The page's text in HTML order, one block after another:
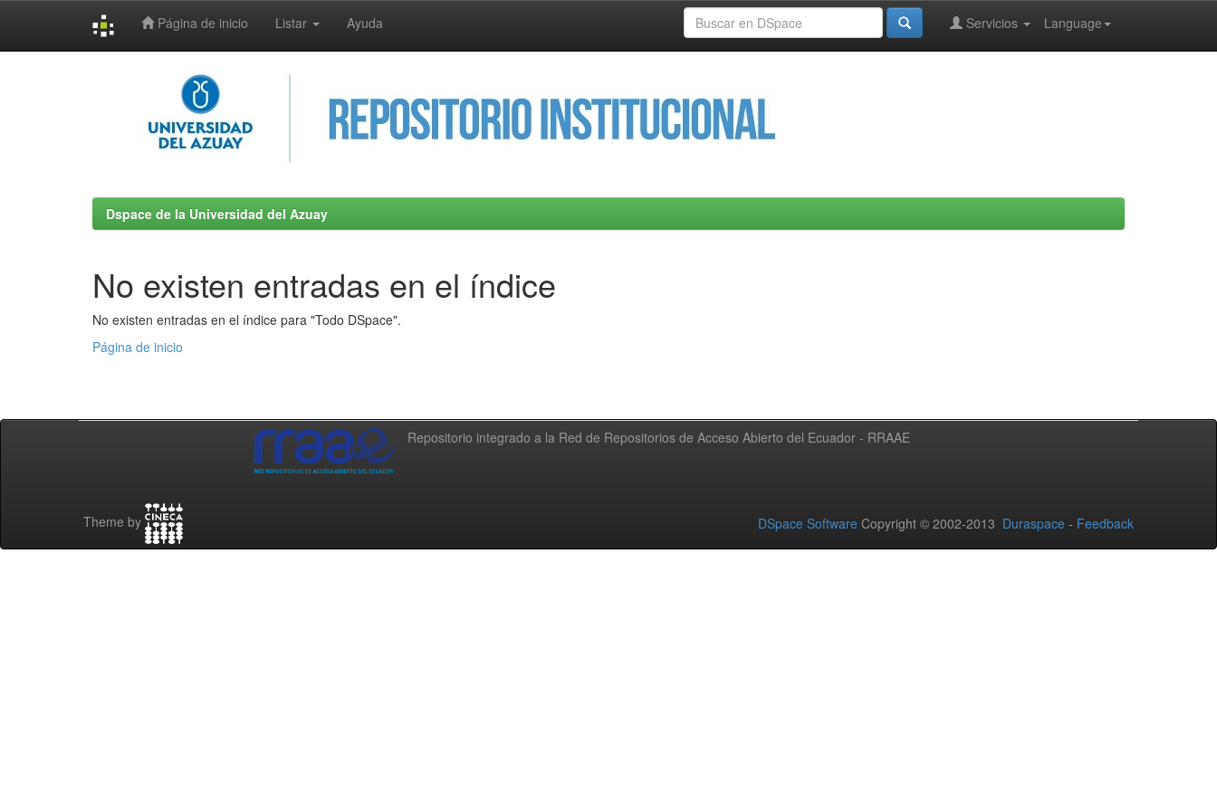
Página de inicio Listar Ayuda Language
Servicios
Dspace de la Universidad del Azuay
No existen entradas en el índice
No existen entradas en el índice para "Todo DSpace".
Página de inicio
Repositorio integrado a la Red de Repositorios de Acceso Abierto del Ecuador - RRAAE
Theme by DSpace Software Copyright © 2002-2013 Duraspace - Feedback